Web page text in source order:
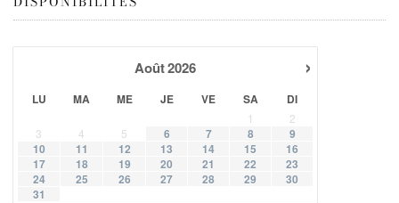
›
Août2026
LU MA ME JE VE SA DI
1
2
3
4 5 6 7 8
9
10
11 12 13 14 15
16
17
18 19 20 21 22
23
24
25 26 27 28 29
30
31